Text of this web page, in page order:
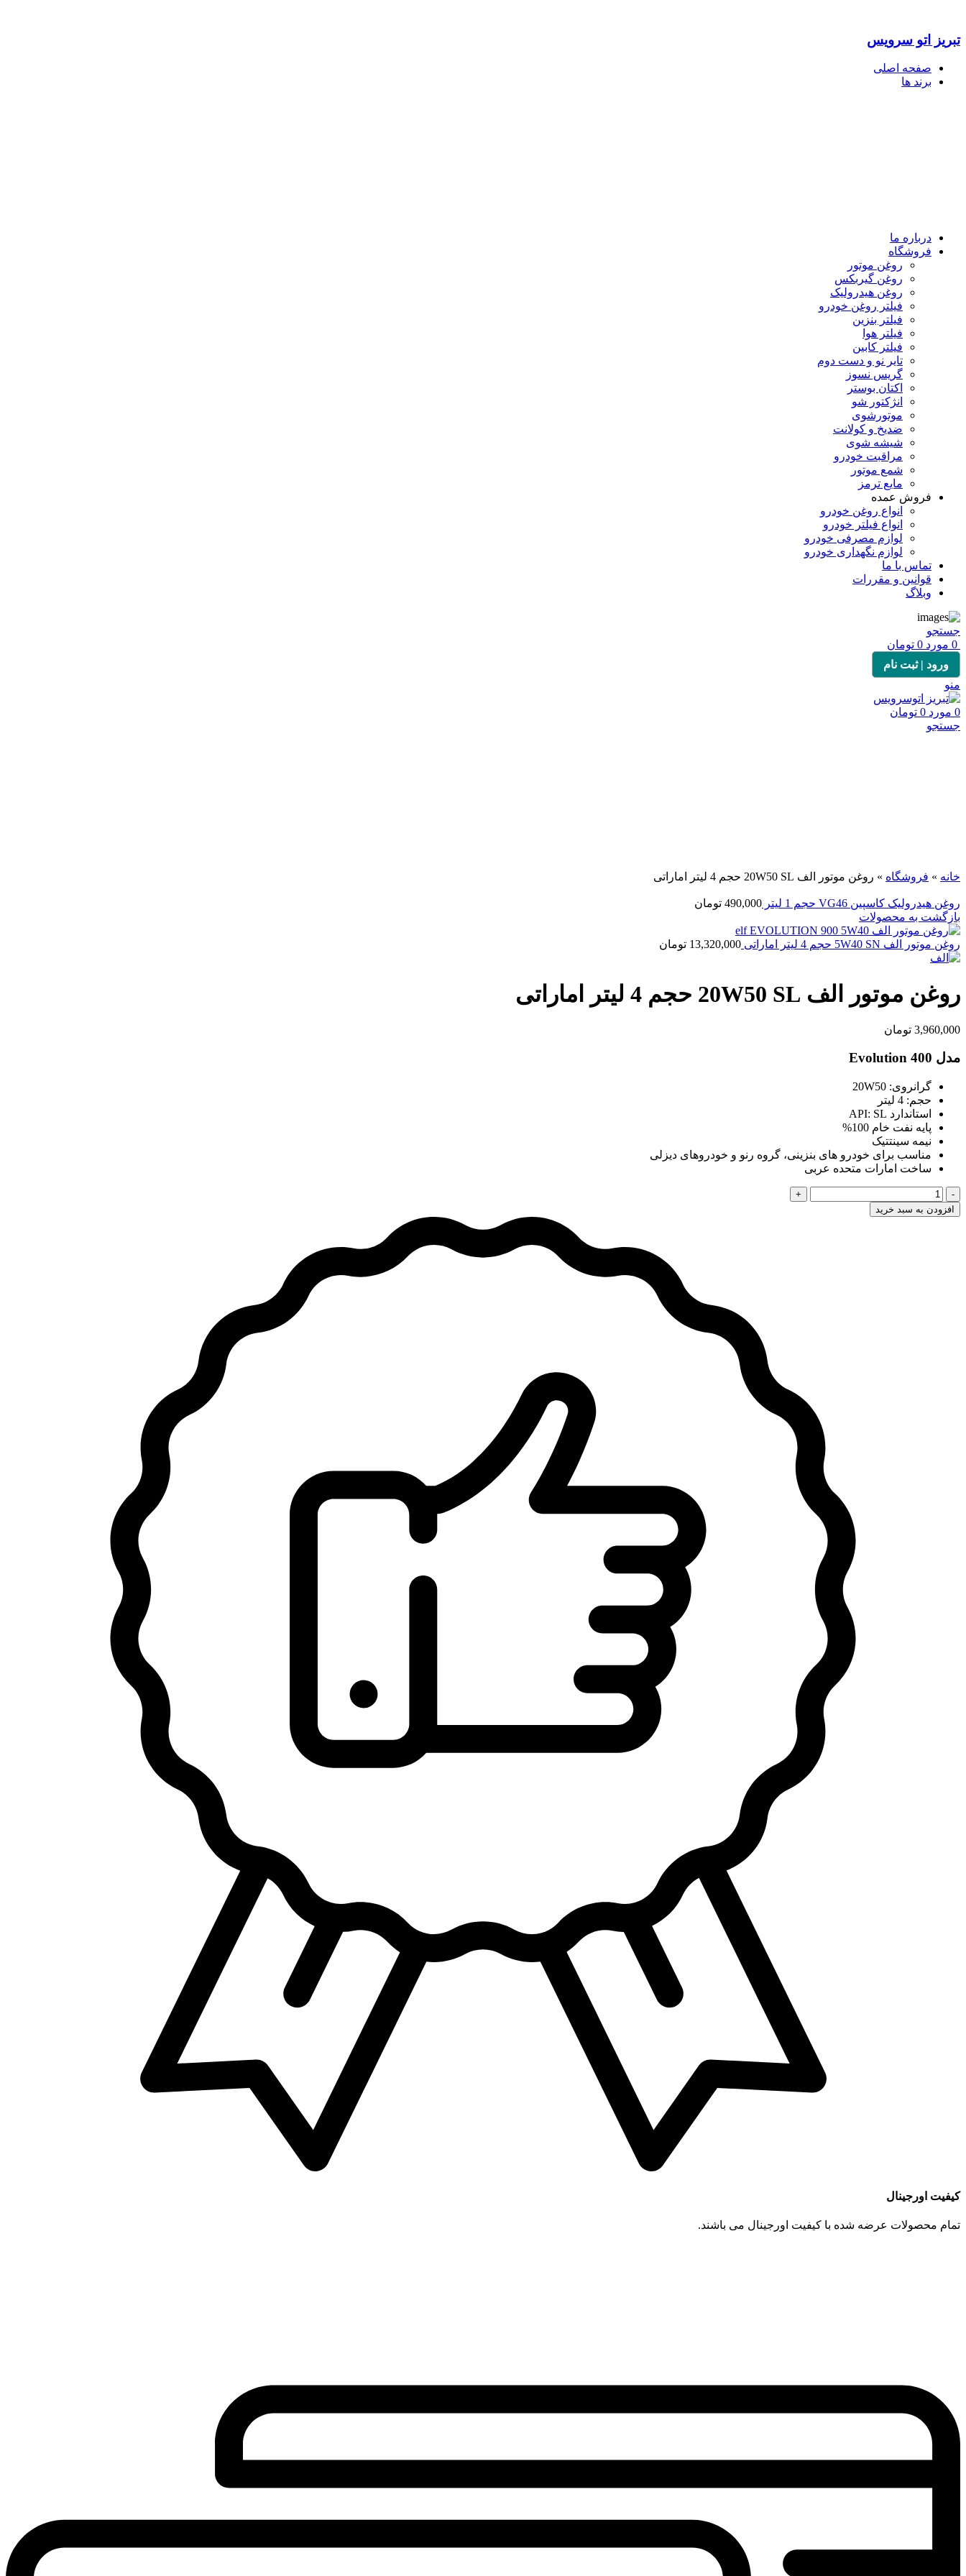
تبریز اتو سرویس
صفحه اصلی
برند ها
درباره ما
فروشگاه
روغن موتور
روغن گیربکس
روغن هیدرولیک
فیلتر روغن خودرو
فیلتر بنزین
فیلتر هوا
فیلتر کابین
تایر نو و دست دوم
گریس نسوز
اکتان بوستر
انژکتور شو
موتورشوی
ضدیخ و کولانت
شیشه شوی
مراقبت خودرو
شمع موتور
مایع ترمز
فروش عمده
انواع روغن خودرو
انواع فیلتر خودرو
لوازم مصرفی خودرو
لوازم نگهداری خودرو
تماس با ما
قوانین و مقررات
وبلاگ
جستجو
0 مورد 0 تومان
ورود | ثبت نام
منو
0 مورد 0 تومان
جستجو
خانه » فروشگاه » روغن موتور الف 20W50 SL حجم 4 لیتر اماراتی
روغن هیدرولیک کاسپین VG46 حجم 1 لیتر 490,000 تومان
بازگشت به محصولات
روغن موتور الف 5W40 SN حجم 4 لیتر اماراتی 13,320,000 تومان
روغن موتور الف 20W50 SL حجم 4 لیتر اماراتی
3,960,000 تومان
مدل Evolution 400
گرانروی: 20W50
حجم: 4 لیتر
استاندارد API: SL
پایه نفت خام 100%
نیمه سینتتیک
مناسب برای خودرو های بنزینی، گروه رنو و خودروهای دیزلی
ساخت امارات متحده عربی
روغن
موتور
الف
افزودن به سبد خرید
کیفیت اورجینال
تمام محصولات عرضه شده با کیفیت اورجینال می باشند.